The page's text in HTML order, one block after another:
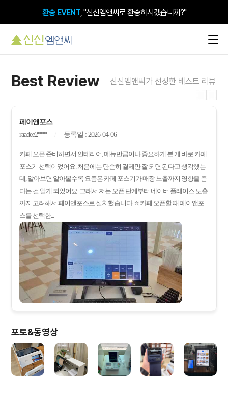
환승 EVENT, "신신엠앤씨로 환승하시겠습니까?"
Best Review 신신엠앤씨가 선정한 베스트 리뷰
페이앤포스
raadee2***
등록일 : 2026-04-06
카페 오픈 준비하면서 인테리어, 메뉴만큼이나 중요하게 본 게 바로 카페
포스기 선택이었어요. 처음에는 단순히 결제만 잘 되면 된다고 생각했는
데, 알아보면 알아볼수록 요즘은 카페 포스기가 매장 노출까지 영향을 준
다는 걸 알게 되었어요. 그래서 저는 오픈 단계부터 네이버 플레이스 노출
까지 고려해서 페이앤포스로 설치했습니다. ⭐[카페 오픈할 때 페이앤포
스를 선택한...
포토&동영상